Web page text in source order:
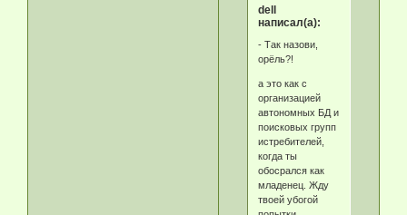
dell
написал(а):
- Так назови,
орёль?!
а это как с
организацией
автономных БД и
поисковых групп
истребителей,
когда ты
обосрался как
младенец. Жду
твоей убогой